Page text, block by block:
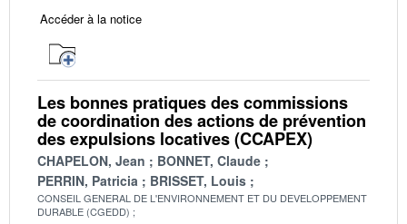
Accéder à la notice
Les bonnes pratiques des commissions
de coordination des actions de prévention
des expulsions locatives (CCAPEX)
CHAPELON, Jean
BONNET, Claude
PERRIN, Patricia
BRISSET, Louis
CONSEIL GENERAL DE L'ENVIRONNEMENT ET DU DEVELOPPEMENT
DURABLE (CGEDD)